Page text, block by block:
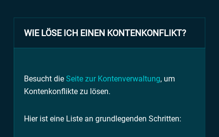
WIE LÖSE ICH EINEN KONTENKONFLIKT?
Besucht die Seite zur Kontenverwaltung, um
Kontenkonflikte zu lösen.
Hier ist eine Liste an grundlegenden Schritten: